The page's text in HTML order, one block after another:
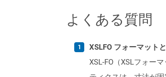
よくある質問
XSLFO フォーマット
XSL-FO（XSLフォー